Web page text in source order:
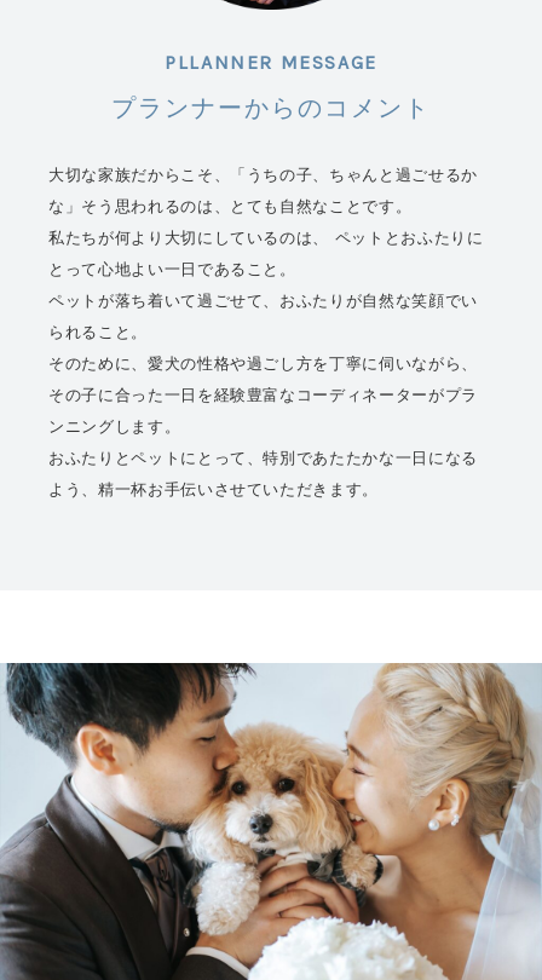
PLLANNER MESSAGE
プランナーからのコメント
大切な家族だからこそ、「うちの子、ちゃんと過ごせるか
な」そう思われるのは、とても自然なことです。
私たちが何より大切にしているのは、 ペットとおふたりに
とって心地よい一日であること。
ペットが落ち着いて過ごせて、おふたりが自然な笑顔でい
られること。
そのために、愛犬の性格や過ごし方を丁寧に伺いながら、
その子に合った一日を経験豊富なコーディネーターがプラ
ンニングします。
おふたりとペットにとって、特別であたたかな一日になる
よう、精一杯お手伝いさせていただきます。